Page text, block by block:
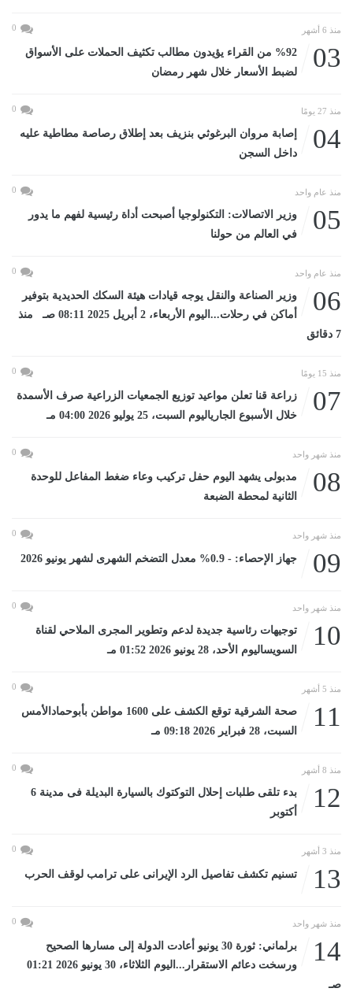
منذ 6 أشهر 0
03
%92 من القراء يؤيدون مطالب تكثيف الحملات على الأسواق
لضبط الأسعار خلال شهر رمضان
منذ 27 يومًا 0
04
إصابة مروان البرغوثي بنزيف بعد إطلاق رصاصة مطاطية عليه
داخل السجن
منذ عام واحد 0
05
وزير الاتصالات: التكنولوجيا أصبحت أداة رئيسية لفهم ما يدور
في العالم من حولنا
منذ عام واحد 0
06
وزير الصناعة والنقل يوجه قيادات هيئة السكك الحديدية بتوفير
أماكن في رحلات...اليوم الأربعاء، 2 أبريل 2025 08:11 صـ منذ
7 دقائق
منذ 15 يومًا 0
07
زراعة قنا تعلن مواعيد توزيع الجمعيات الزراعية صرف الأسمدة
خلال الأسبوع الجارياليوم السبت، 25 يوليو 2026 04:00 مـ
منذ شهر واحد 0
08
مدبولى يشهد اليوم حفل تركيب وعاء ضغط المفاعل للوحدة
الثانية لمحطة الضبعة
منذ شهر واحد 0
09 جهاز الإحصاء: - 0.9% معدل التضخم الشهرى لشهر يونيو 2026
منذ شهر واحد 0
10
توجيهات رئاسية جديدة لدعم وتطوير المجرى الملاحي لقناة
السويساليوم الأحد، 28 يونيو 2026 01:52 مـ
منذ 5 أشهر 0
11
صحة الشرقية توقع الكشف على 1600 مواطن بأبوحمادالأمس
السبت، 28 فبراير 2026 09:18 مـ
منذ 8 أشهر 0
12
بدء تلقى طلبات إحلال التوكتوك بالسيارة البديلة فى مدينة 6
أكتوبر
منذ 3 أشهر 0
13 تسنيم تكشف تفاصيل الرد الإيرانى على ترامب لوقف الحرب
منذ شهر واحد 0
14
برلماني: ثورة 30 يونيو أعادت الدولة إلى مسارها الصحيح
ورسخت دعائم الاستقرار...اليوم الثلاثاء، 30 يونيو 2026 01:21
صـ